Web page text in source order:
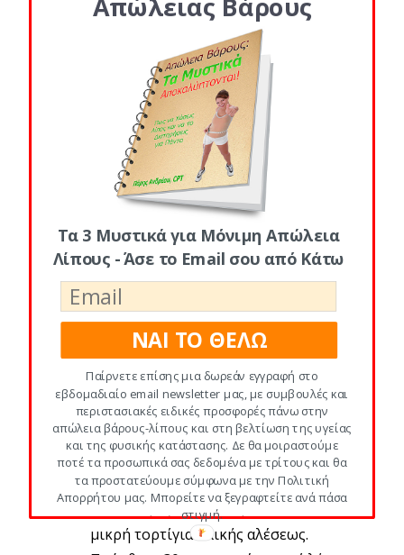
Σαλάτα Coleslaw: 1 φλιτζάνι λάχανο
ψιλοκομμένο, μισό φλιτζάνι καρότο
τριμμένο, 2 κρεμμυδάκια φρέσκα σε
μικρές φέτες, 2 κ.σ. μαγιονέζα λάιτ,
¾ φλιτζάνι μαγειρεμένο μαύρο ρύζι
Μισό φλιτζάνι ανανάς κομπόστα
Μέρα 5 για δίαιτα 1200 θερμίδων
Πρωινό
1 φλιτζάνι Cheerios, μισό φλιτζάνι
μούρα, 1 κ.σ. αμύγδαλα σε φέτες, 1
ποτήρι άπαχο γάλα
Μεσημέρι
Quesadilla: Άπλωσε ¼ φλιτζάνι
κόκκινα μαγειρεμένα φασόλια σε 1
μικρή τορτίγια ολικής αλέσεως.
Απώλειας Βάρους
Τα 3 Μυστικά για Μόνιμη Απώλεια
Λίπους - Άσε το Email σου από Κάτω
ΝΑΙ ΤΟ ΘΕΛΩ
Παίρνετε επίσης μια δωρεάν εγγραφή στο
εβδομαδιαίο email newsletter μας, με συμβουλές και
περιστασιακές ειδικές προσφορές πάνω στην
απώλεια βάρους-λίπους και στη βελτίωση της υγείας
και της φυσικής κατάστασης. Δε θα μοιραστούμε
ποτέ τα προσωπικά σας δεδομένα με τρίτους και θα
τα προστατεύουμε σύμφωνα με την Πολιτική
Απορρήτου μας. Μπορείτε να ξεγραφτείτε ανά πάσα
στιγμή.